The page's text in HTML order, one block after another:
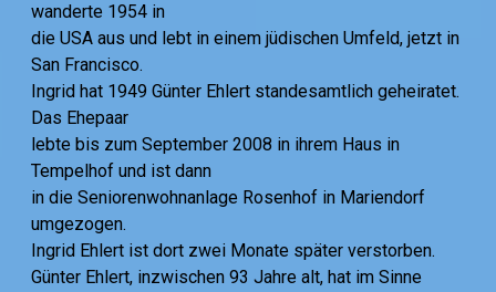
wanderte 1954 in
die USA aus und lebt in einem jüdischen Umfeld, jetzt in
San Francisco.
Ingrid hat 1949 Günter Ehlert standesamtlich geheiratet.
Das Ehepaar
lebte bis zum September 2008 in ihrem Haus in
Tempelhof und ist dann
in die Seniorenwohnanlage Rosenhof in Mariendorf
umgezogen.
Ingrid Ehlert ist dort zwei Monate später verstorben.
Günter Ehlert, inzwischen 93 Jahre alt, hat im Sinne